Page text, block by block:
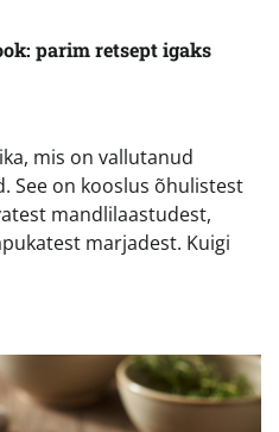
parim retsept igaks
mis on vallutanud
See on kooslus õhulistest
mandlilaastudest,
marjadest. Kuigi